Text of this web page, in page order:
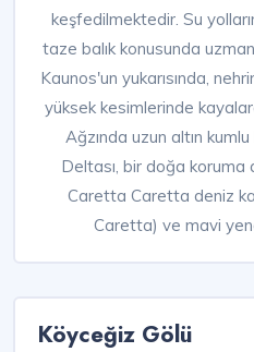
keşfedilmektedir. Su
taze balık konusunda
Kaunos'un yukarısında,
yüksek kesimlerinde
Ağzında uzun altın
Deltası, bir doğa koruma
Caretta Caretta deniz
Caretta) ve mavi
Köyceğiz Gölü